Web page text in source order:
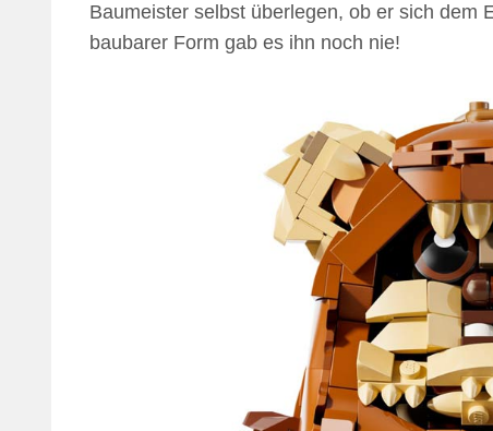
Baumeister selbst überlegen, ob er sich dem
baubarer Form gab es ihn noch nie!